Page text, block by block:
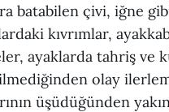
batabilen çivi, iğne
kıvrımlar,
ayaklarda tahriş ve
olay
üşüdüğünden